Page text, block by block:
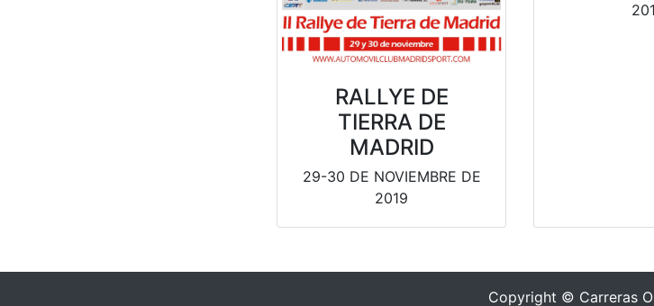
RALLYE DE
TIERRA DE
MADRID
29-30 DE NOVIEMBRE DE
2019
Copyright © Carreras